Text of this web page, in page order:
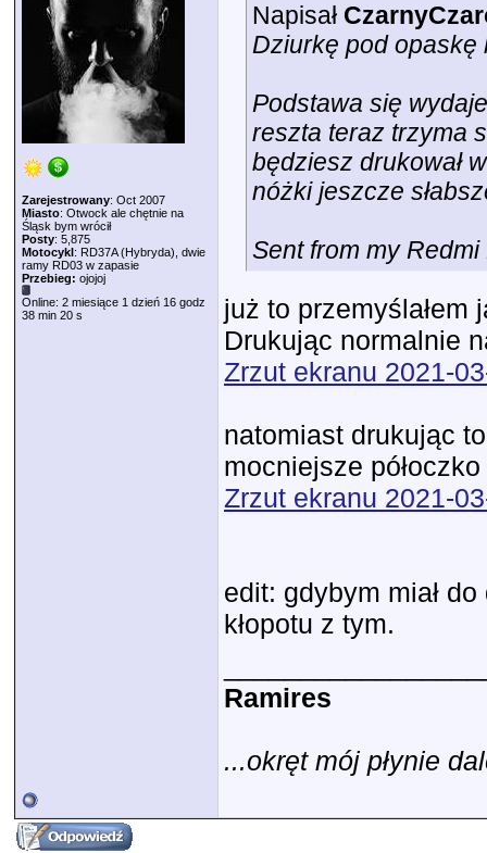
Zarejestrowany: Oct 2007
Miasto: Otwock ale chętnie na
Śląsk bym wrócił
Posty: 5,875
Motocykl: RD37A (Hybryda), dwie
ramy RD03 w zapasie
Przebieg: ojojoj
Online: 2 miesiące 1 dzień 16 godz
38 min 20 s
Napisał
Dziurkę pod opaskę
Podstawa się
reszta teraz trzyma
będziesz drukował
nóżki jeszcze
Sent from my
już to przemyślałem
Drukując normalnie
Zrzut ekranu 2021-
natomiast drukując
mocniejsze
Zrzut ekranu 2021-
edit: gdybym miał
kłopotu z tym.
Ramires
...okręt mój płynie